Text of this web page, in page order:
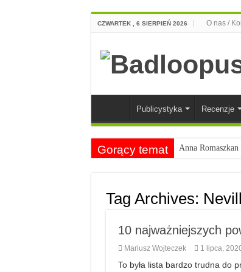
CZWARTEK , 6 SIERPIEŃ 2026 O nas /
Publicystyka Recenzje
Gorący temat Anna
Najciekawsze
Tag Archives:
10 najważniejszych
Mariusz Wojteczek 1 lipca,
To była lista bardzo trudna do